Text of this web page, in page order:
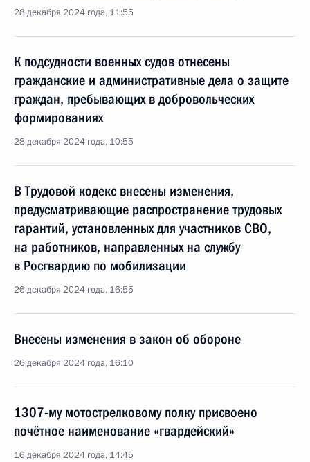
28 декабря 2024 года, 11:55
К подсудности военных судов отнесены
гражданские и административные дела о защите
граждан, пребывающих в добровольческих
формированиях
28 декабря 2024 года, 10:55
В Трудовой кодекс внесены изменения,
предусматривающие распространение трудовых
гарантий, установленных для участников СВО,
на работников, направленных на службу
в Росгвардию по мобилизации
26 декабря 2024 года, 16:55
Внесены изменения в закон об обороне
26 декабря 2024 года, 16:10
1307-му мотострелковому полку присвоено
почётное наименование «гвардейский»
16 декабря 2024 года, 14:45